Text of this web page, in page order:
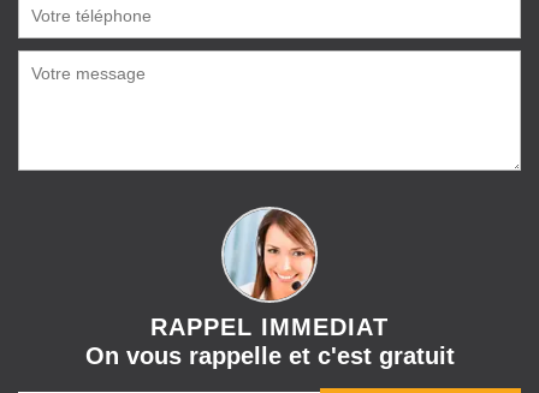
RAPPEL IMMEDIAT
On vous rappelle et c'est gratuit